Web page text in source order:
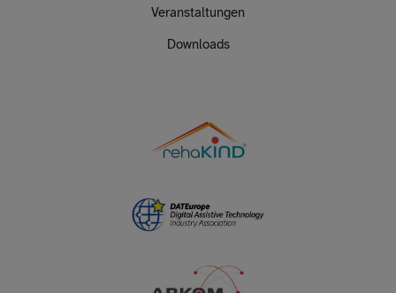
Veranstaltungen
Downloads